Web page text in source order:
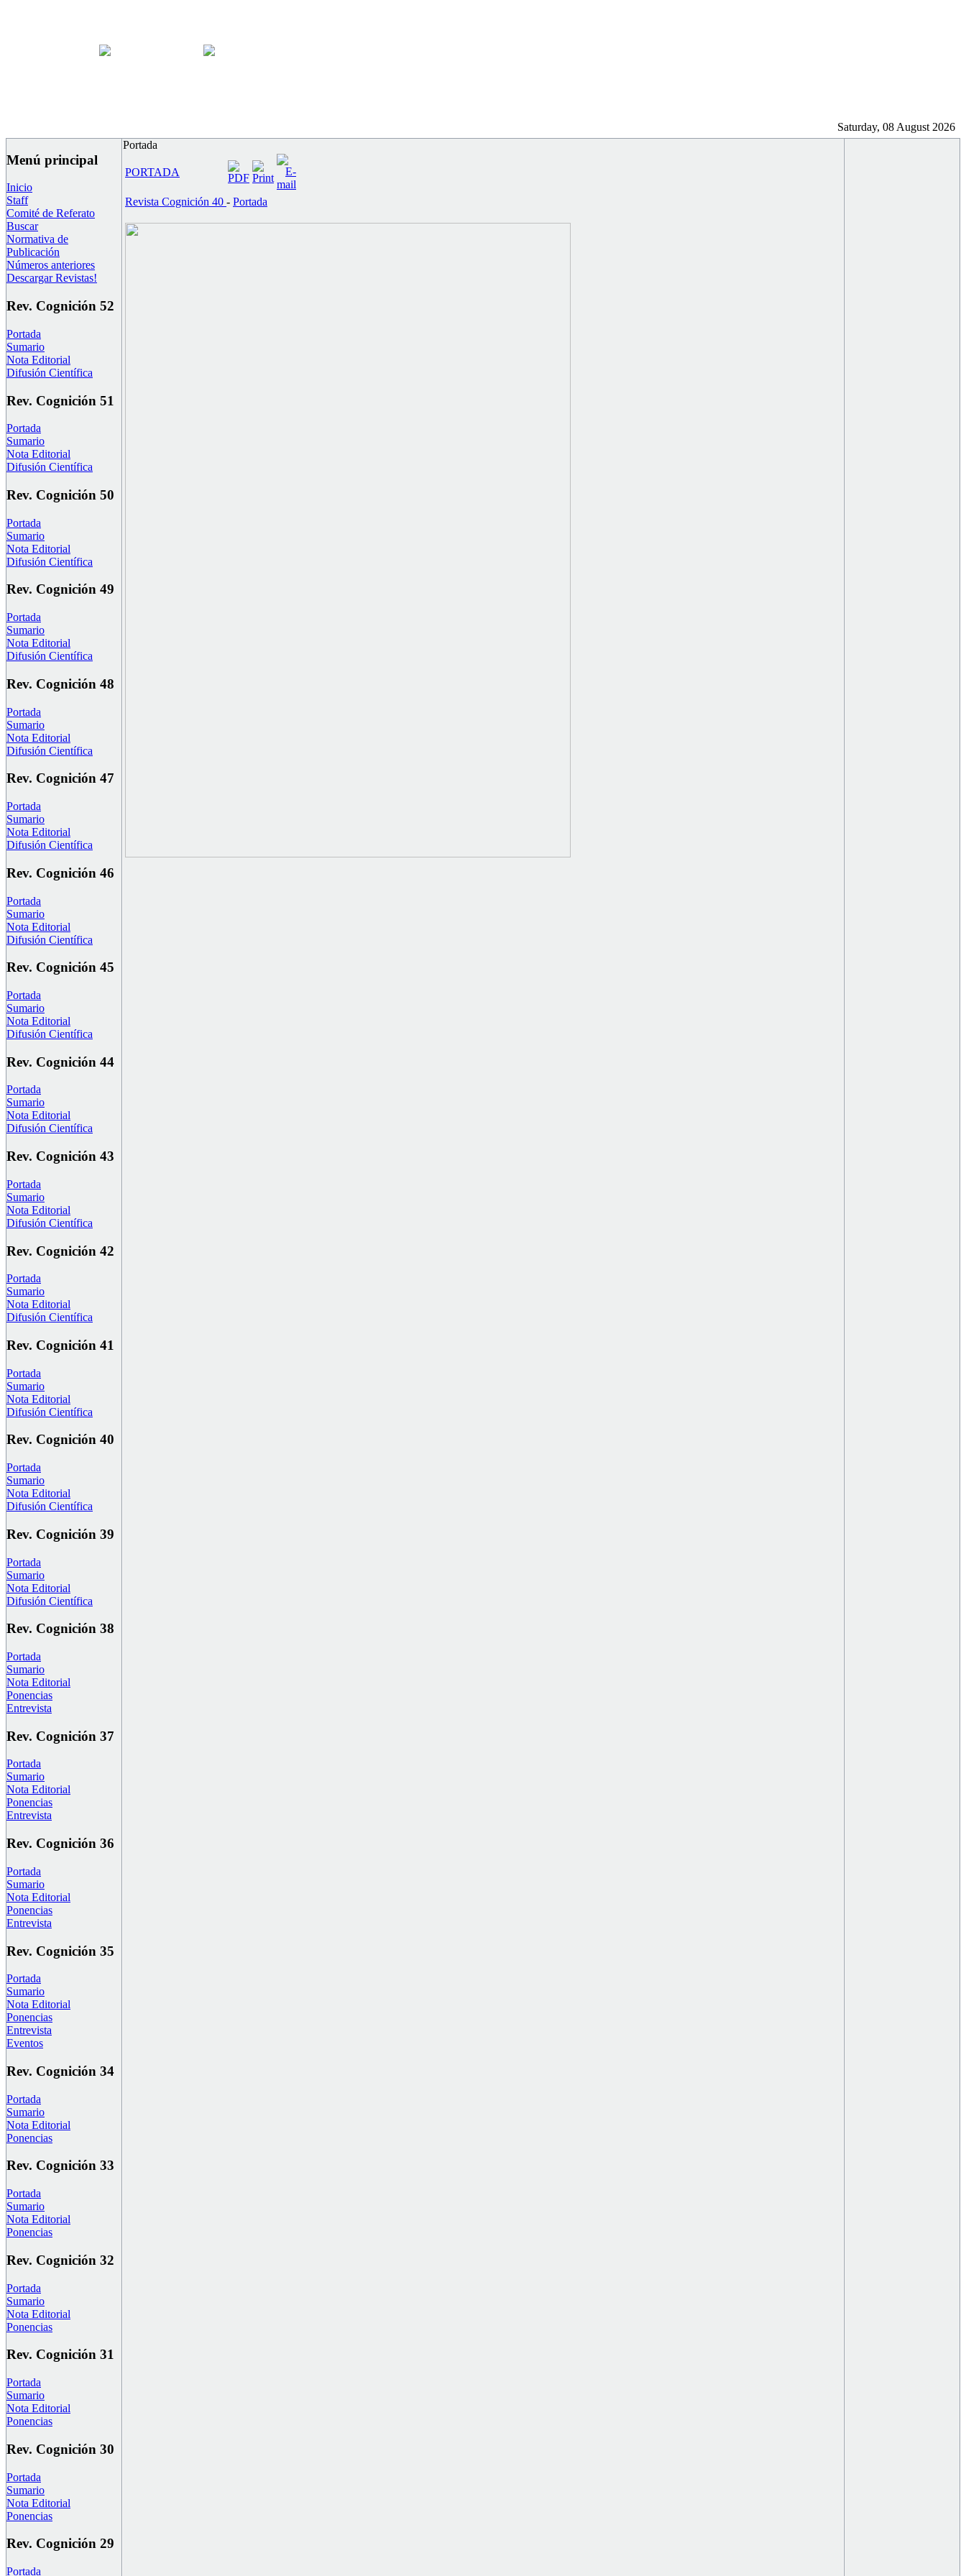
Saturday, 08 August 2026
Menú principal
Inicio
Staff
Comité de Referato
Buscar
Normativa de
Publicación
Números anteriores
Descargar Revistas!
Rev. Cognición 52
Portada
Sumario
Nota Editorial
Difusión Científica
Rev. Cognición 51
Portada
Sumario
Nota Editorial
Difusión Científica
Rev. Cognición 50
Portada
Sumario
Nota Editorial
Difusión Científica
Rev. Cognición 49
Portada
Sumario
Nota Editorial
Difusión Científica
Rev. Cognición 48
Portada
Sumario
Nota Editorial
Difusión Científica
Rev. Cognición 47
Portada
Sumario
Nota Editorial
Difusión Científica
Rev. Cognición 46
Portada
Sumario
Nota Editorial
Difusión Científica
Rev. Cognición 45
Portada
Sumario
Nota Editorial
Difusión Científica
Rev. Cognición 44
Portada
Sumario
Nota Editorial
Difusión Científica
Rev. Cognición 43
Portada
Sumario
Nota Editorial
Difusión Científica
Rev. Cognición 42
Portada
Sumario
Nota Editorial
Difusión Científica
Rev. Cognición 41
Portada
Sumario
Nota Editorial
Difusión Científica
Rev. Cognición 40
Portada
Sumario
Nota Editorial
Difusión Científica
Rev. Cognición 39
Portada
Sumario
Nota Editorial
Difusión Científica
Rev. Cognición 38
Portada
Sumario
Nota Editorial
Ponencias
Entrevista
Rev. Cognición 37
Portada
Sumario
Nota Editorial
Ponencias
Entrevista
Rev. Cognición 36
Portada
Sumario
Nota Editorial
Ponencias
Entrevista
Rev. Cognición 35
Portada
Sumario
Nota Editorial
Ponencias
Entrevista
Eventos
Rev. Cognición 34
Portada
Sumario
Nota Editorial
Ponencias
Rev. Cognición 33
Portada
Sumario
Nota Editorial
Ponencias
Rev. Cognición 32
Portada
Sumario
Nota Editorial
Ponencias
Rev. Cognición 31
Portada
Sumario
Nota Editorial
Ponencias
Rev. Cognición 30
Portada
Sumario
Nota Editorial
Ponencias
Rev. Cognición 29
Portada
Portada
PORTADA
Revista Cognición 40 - Portada